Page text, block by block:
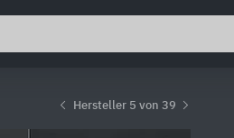
Hersteller 5 von 39